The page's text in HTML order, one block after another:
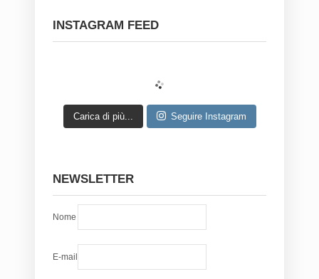
INSTAGRAM FEED
Carica di più... Seguire Instagram
NEWSLETTER
Nome
E-mail